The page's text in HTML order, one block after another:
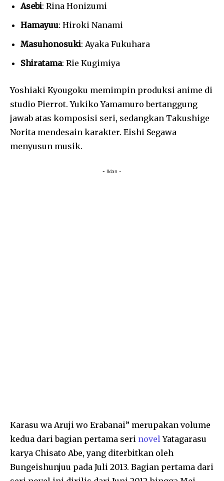
Asebi: Rina Honizumi
Hamayuu: Hiroki Nanami
Masuhonosuki: Ayaka Fukuhara
Shiratama: Rie Kugimiya
Yoshiaki Kyougoku memimpin produksi anime di
studio Pierrot. Yukiko Yamamuro bertanggung
jawab atas komposisi seri, sedangkan Takushige
Norita mendesain karakter. Eishi Segawa
menyusun musik.
- Iklan -
Karasu wa Aruji wo Erabanai” merupakan volume
kedua dari bagian pertama seri novel Yatagarasu
karya Chisato Abe, yang diterbitkan oleh
Bungeishunjuu pada Juli 2013. Bagian pertama dari